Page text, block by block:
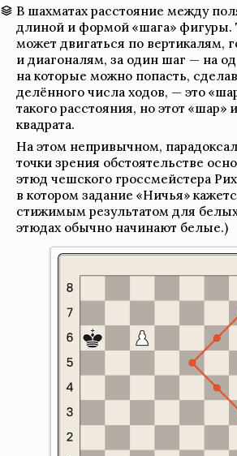
В шахма­тах рас­сто­я­ние между
дли­ной и формой «шага» фигуры.
может двигаться по вер­ти­ка­лям,
и диаго­на­лям, за один шаг — на
на кото­рые можно попасть,
де­лён­ного числа ходов, — это
такого рас­сто­я­ния, но этот «шар»
квад­рата.
На этом непри­выч­ном,
точки зре­ния обсто­я­тельстве
этюд чеш­ского гросс­мейстера
в кото­ром зада­ние «Ничья»
стижимым результа­том для
этю­дах обычно начи­нают белые.)